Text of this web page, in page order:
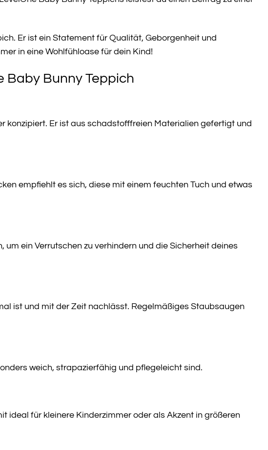
Er ist ein Statement für Qualität, Geborgenheit und
in eine Wohlfühloase für dein Kind!
Baby Bunny Teppich
konzipiert. Er ist aus schadstofffreien Materialien gefertigt und
empfiehlt es sich, diese mit einem feuchten Tuch und etwas
ein Verrutschen zu verhindern und die Sicherheit deines
ist und mit der Zeit nachlässt. Regelmäßiges Staubsaugen
weich, strapazierfähig und pflegeleicht sind.
ideal für kleinere Kinderzimmer oder als Akzent in größeren